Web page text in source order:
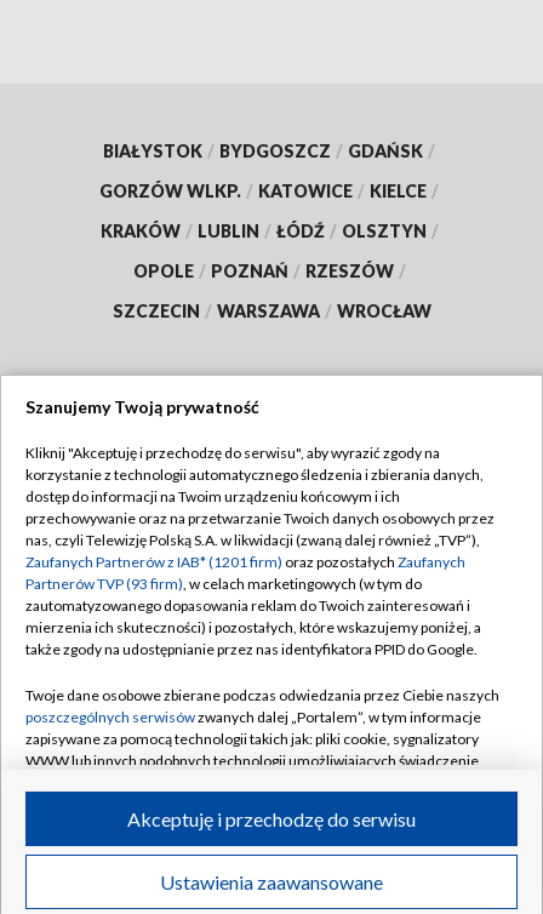
BIAŁYSTOK / BYDGOSZCZ / GDAŃSK /
GORZÓW WLKP. / KATOWICE / KIELCE /
KRAKÓW / LUBLIN / ŁÓDŹ / OLSZTYN /
OPOLE / POZNAŃ / RZESZÓW /
SZCZECIN / WARSZAWA / WROCŁAW
TVP
Abonament TVP
Emisja w TVP
Centrum informacji TVP
Naziemna Telewizja Cyfrowa
Rada Programowa
System NOS
Informacje o nadawcy
Program dla prasy
Ogłoszenie przetargowe
Regulamin TVP
Polityka prywatności
Moje zgody
Pomoc
Kontakt
Kanały
©2026 Telewizja Polska S.A. w likwidacji
Szanujemy Twoją prywatność
Kliknij "Akceptuję i przechodzę do serwisu", aby wyrazić zgody na
korzystanie z technologii automatycznego śledzenia i zbierania danych,
dostęp do informacji na Twoim urządzeniu końcowym i ich
przechowywanie oraz na przetwarzanie Twoich danych osobowych przez
nas, czyli Telewizję Polską S.A. w likwidacji (zwaną dalej również „TVP”),
Zaufanych Partnerów z IAB* (1201 firm) oraz pozostałych Zaufanych
Partnerów TVP (93 firm), w celach marketingowych (w tym do
zautomatyzowanego dopasowania reklam do Twoich zainteresowań i
mierzenia ich skuteczności) i pozostałych, które wskazujemy poniżej, a
także zgody na udostępnianie przez nas identyfikatora PPID do Google.
Twoje dane osobowe zbierane podczas odwiedzania przez Ciebie naszych
poszczególnych serwisówzwanych dalej „Portalem”, w tym informacje
zapisywane za pomocą technologii takich jak: pliki cookie, sygnalizatory
WWW lub innych podobnych technologii umożliwiających świadczenie
ruchu w Internecie.
Twoje dane osobowe zbierane podczas odwiedzania przez Ciebie
poszczególnych serwisówna Portalu, takie jak adresy IP, identyfikatory
Ustawienia zaawansowane
Akceptuję i przechodzę do serwisu